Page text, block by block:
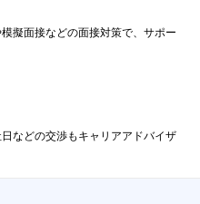
擬面接などの面接対策で、サポー
などの交渉もキャリアアドバイザ